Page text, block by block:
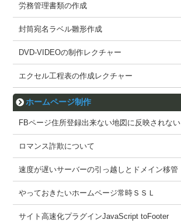
労務管理書類の作成
封筒宛名ラベル雛形作成
DVD-VIDEOの制作レクチャー
エクセル工程表の作成レクチャー
ホームページ制作
FBページ住所登録出来ない地図に反映されない
ロマンス詐欺について
速度が遅いサーバーの引っ越しとドメイン移管
やっておきたいホームページ常時ＳＳＬ
サイト高速化プラグインJavaScript toFooter